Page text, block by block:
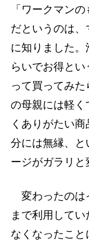
「ワークマン
だというのは
に知りました。
らいでお得と
って買ってみ
の母親には軽
くありがたい
分には無縁、と
ージがガラリと
変わったのは
まで利用して
なくなったこと